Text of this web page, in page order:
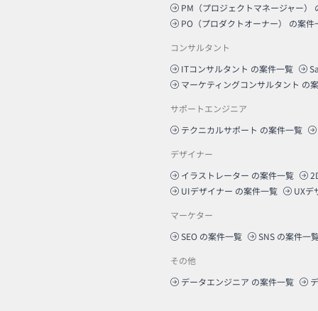
PM（プロジェクトマネージャー）
PO（プロダクトオーナー）
の案件
コンサルタント
ITコンサルタント の案件一覧
マーケティングコンサルタント の
サポートエンジニア
テクニカルサポート の案件一覧
デザイナー
イラストレーター の案件一覧
UIデザイナー の案件一覧
UXデ
マーケター
SEO の案件一覧 SNS の案件一
その他
データエンジニア の案件一覧